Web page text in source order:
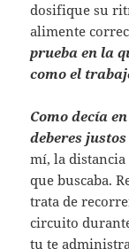
dosifique su
alimente
prueba en la
como el
Como decía
deberes
mí, la distancia
que buscaba.
trata de
circuito
tu te